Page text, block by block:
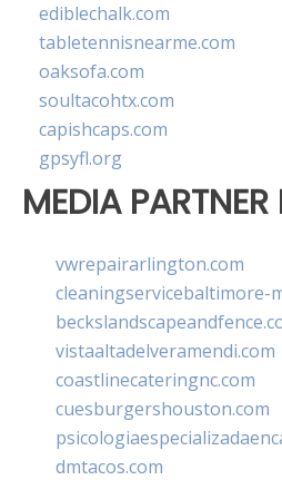
ediblechalk.com
tabletennisnearme.com
oaksofa.com
soultacohtx.com
capishcaps.com
gpsyfl.org
MEDIA PARTNER
vwrepairarlington.com
cleaningservicebaltimore-
vistaaltadelveramendi.com
coastlinecateringnc.com
cuesburgershouston.com
dmtacos.com